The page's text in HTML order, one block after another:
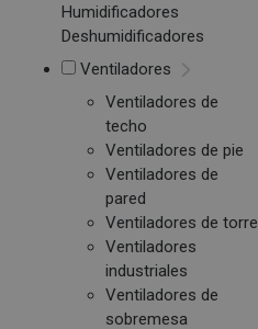
Humidificadores
Deshumidificadores
Ventiladores
Ventiladores de
techo
Ventiladores de pie
Ventiladores de
pared
Ventiladores de torre
Ventiladores
industriales
Ventiladores de
sobremesa